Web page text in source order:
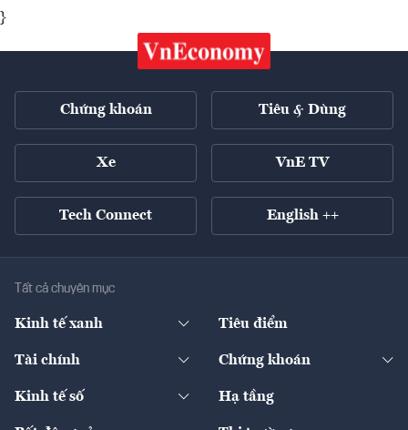
}
Chứng khoán Tiêu & Dùng
Xe VnE TV
Tech Connect English ++
Tất cả chuyên mục
Kinh tế xanh Tiêu điểm
Tài chính
Ngân hàng
Chứng khoán
Doanh nghiệp niêm yết
Kinh tế số
Sản phẩm - Thị trường
Hạ tầng